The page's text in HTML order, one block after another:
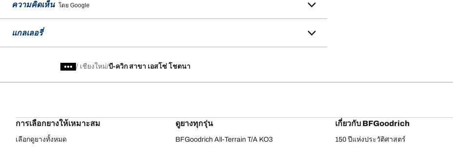
ความคิดเห็น โดย Google
แกลเลอรี่
/ เชียงใหม่ บี-ควิก สาขา เอสโซ่ โชตนา
การเลือกยางให้เหมาะสม
เลือกดูยางทั้งหมด
ดูยางทุกรุ่น
BFGoodrich All-Terrain T/A KO3
เกี่ยวกับ BFGoodrich
150 ปีแห่งประวัติศาสตร์